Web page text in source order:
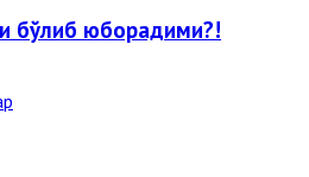
бўлиб юборадими?!